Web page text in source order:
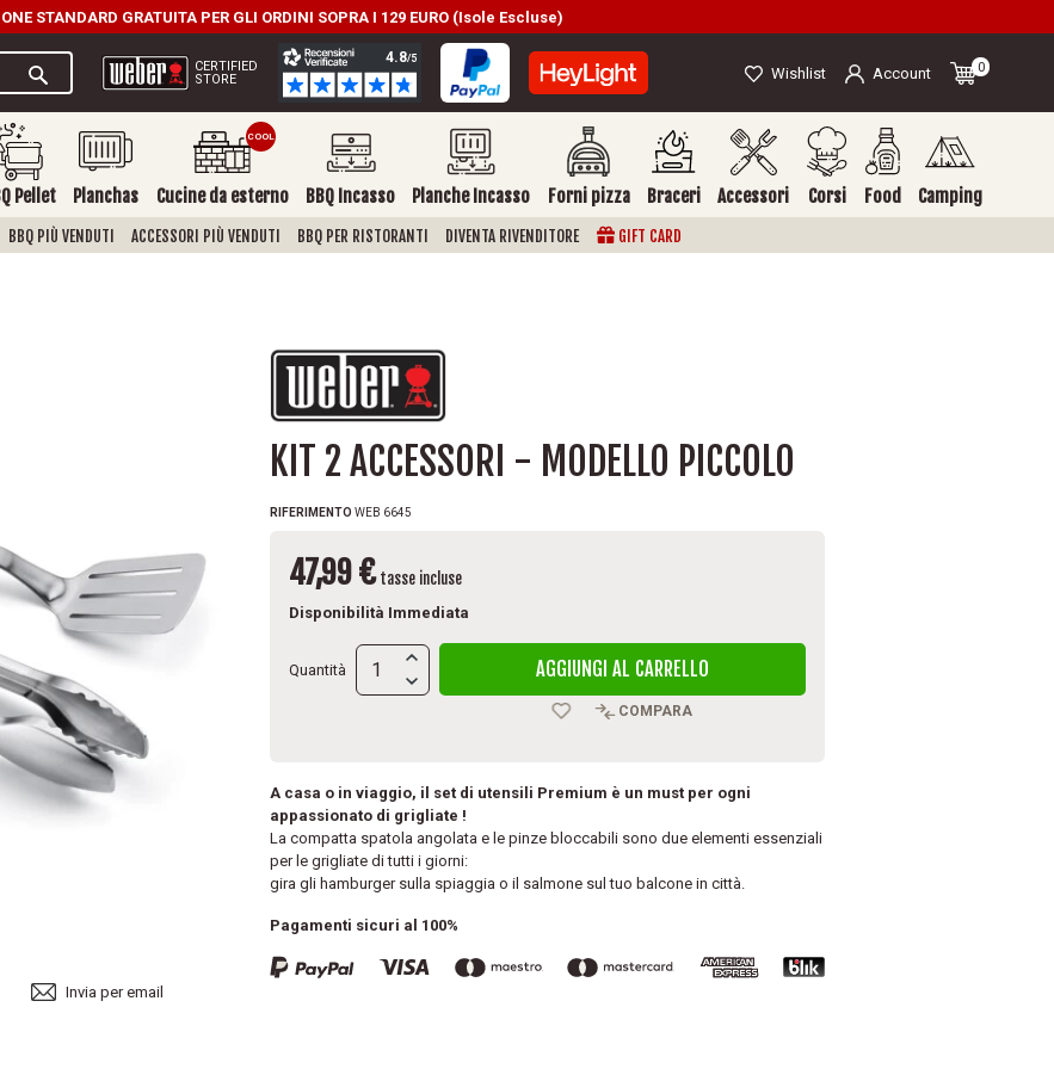
STANDARD GRATUITA PER GLI ORDINI SOPRA I 129 EURO (Isole Escluse)
CERTIFIED
STORE
Wishlist Account 0
Pellet Planchas Cucine da esterno BBQ Incasso Planche Incasso Forni pizza Braceri Accessori Corsi Food Camping
BBQ PIÙ VENDUTI ACCESSORI PIÙ VENDUTI BBQ PER RISTORANTI DIVENTA RIVENDITORE GIFT CARD
Invia per email
KIT 2 ACCESSORI - MODELLO PICCOLO
RIFERIMENTO WEB 6645
47,99 € tasse incluse
Disponibilità Immediata
Quantità AGGIUNGI AL CARRELLO
COMPARA
A casa o in viaggio, il set di utensili Premium è un must per ogni
appassionato di grigliate !
La compatta spatola angolata e le pinze bloccabili sono due elementi essenziali
per le grigliate di tutti i giorni:
gira gli hamburger sulla spiaggia o il salmone sul tuo balcone in città.
Pagamenti sicuri al 100%